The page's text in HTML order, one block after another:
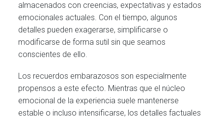
almacenados con creencias, expectativas y estados
emocionales actuales. Con el tiempo, algunos
detalles pueden exagerarse, simplificarse o
modificarse de forma sutil sin que seamos
conscientes de ello.
Los recuerdos embarazosos son especialmente
propensos a este efecto. Mientras que el núcleo
emocional de la experiencia suele mantenerse
estable o incluso intensificarse, los detalles factuales